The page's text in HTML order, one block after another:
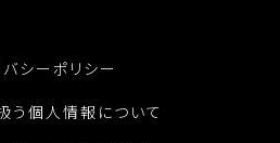
シーポリシー
う個人情報について